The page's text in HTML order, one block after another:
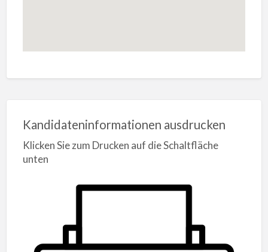
Kandidateninformationen ausdrucken
Klicken Sie zum Drucken auf die Schaltfläche
unten